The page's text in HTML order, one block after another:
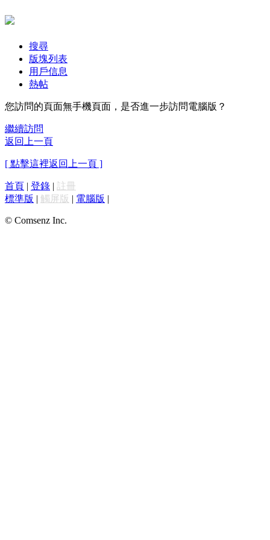
搜尋
版塊列表
用戶信息
熱帖
您訪問的頁面無手機頁面，是否進一步訪問電腦版？
繼續訪問
返回上一頁
[ 點擊這裡返回上一頁 ]
首頁 | 登錄 | 註冊
標準版 | 觸屏版 | 電腦版 |
© Comsenz Inc.